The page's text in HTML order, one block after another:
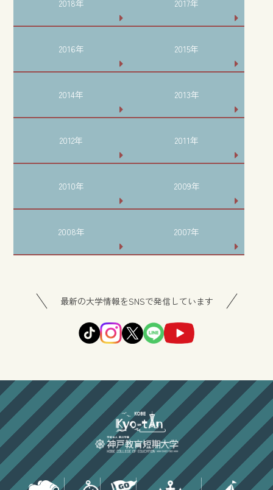
2018年 2017年
2016年 2015年
2014年 2013年
2012年 2011年
2010年 2009年
2008年 2007年
最新の大学情報をSNSで発信しています